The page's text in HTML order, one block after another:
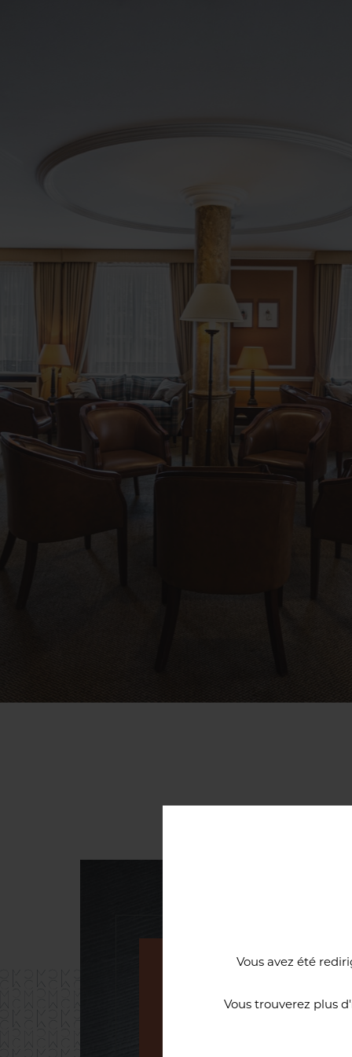
Vous avez été
Vous trouverez plus
Une cave à